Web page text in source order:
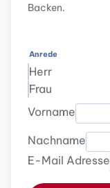
Backen.
Anrede
Herr
Frau
Vorname
Nachname
E-Mail Adresse